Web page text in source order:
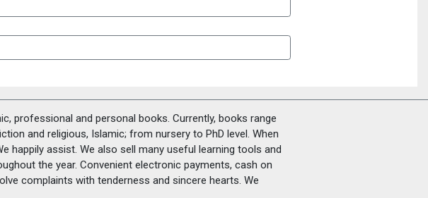
professional and personal books. Currently, books range
and religious, Islamic; from nursery to PhD level. When
happily assist. We also sell many useful learning tools and
the year. Convenient electronic payments, cash on
complaints with tenderness and sincere hearts. We